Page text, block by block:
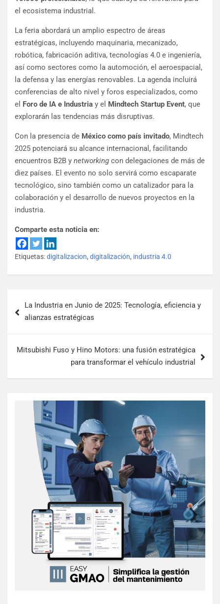
el ecosistema industrial.
La feria abordará un amplio espectro de áreas
estratégicas, incluyendo maquinaria, mecanizado,
robótica, fabricación aditiva, tecnologías 4.0 e ingeniería,
así como sectores como la automoción, el aeroespacial,
la defensa y las energías renovables. La agenda incluirá
conferencias de alto nivel y foros especializados, como
el Foro de IA e Industria y el Mindtech Startup Event, que
explorarán las tendencias más disruptivas.
Con la presencia de México como país invitado, Mindtech
2025 potenciará su alcance internacional, facilitando
encuentros B2B y networking con delegaciones de más de
diez países. El evento no solo servirá como escaparate
tecnológico, sino también como un catalizador para la
colaboración y el desarrollo de nuevos proyectos en la
industria.
Comparte esta noticia en:
Etiquetas:digitalizacion, digitalización, industria 4.0
La Industria en Junio de 2025: Tecnología, eficiencia y
alianzas estratégicas
Mitsubishi Fuso y Hino Motors: una fusión estratégica
para transformar el vehículo industrial